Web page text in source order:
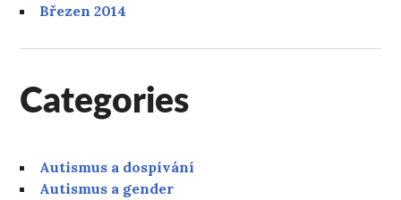
Březen 2014
Categories
Autismus a dospívání
Autismus a gender